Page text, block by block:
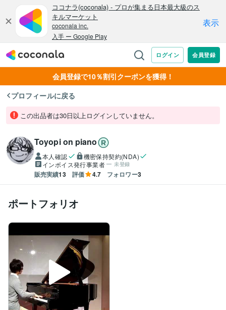
会員登録で10％割引クーポンを獲得！
プロフィールに戻る
この出品者は30日以上ログインしていません。
Toyopi on piano
本人確認
機密保持契約(NDA)
インボイス発行事業者
未登録
販売実績13 評価 4.7 フォロワー3
ポートフォリオ